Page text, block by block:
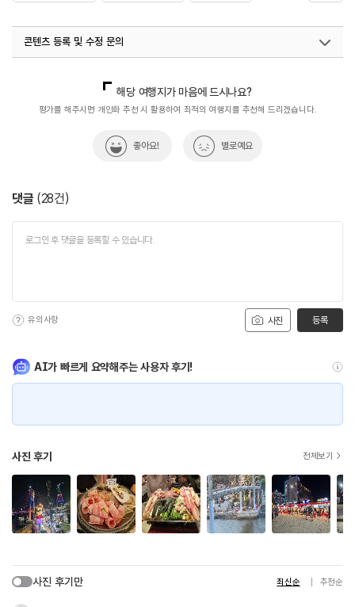
#야경코스 #여수낭만포차
#커플데이트 #해물삼합 #휴식여행
콘텐츠 등록 및 수정 문의
지역관광육성팀 (야간관광)
033-738-3439
해당 여행지가 마음에 드시나요?
평가를 해주시면 개인화 추천 시 활용하여 최적의 여행지를 추천해 드리겠습니다.
좋아요! 별로예요
댓글 (28건)
사진
유의사항 등록
AI가 빠르게 요약해주는 사용자 후기!
사진 후기 전체보기
사진 후기만 최신순 추천순